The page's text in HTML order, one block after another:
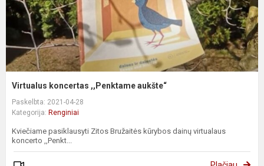
Virtualus koncertas ,,Penktame aukšte“
Paskelbta: 2021-04-28
Kategorija: Renginiai
Kviečiame pasiklausyti Zitos Bružaitės kūrybos dainų virtualaus
koncerto ,,Penkt...